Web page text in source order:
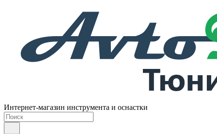
Интернет-магазин инструмента и оснастки